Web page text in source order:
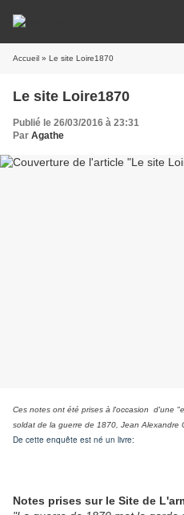
Accueil » Le site Loire1870
Le site Loire1870
Publié le 26/03/2016 à 23:31
Par Agathe
Ces notes ont été prises à l'occasion d'une
soldat de la guerre de 1870, Jean Alexandre
De cette enquête est né un livre:
Notes prises sur le Site de